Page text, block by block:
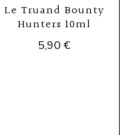
Le Truand Bounty
Hunters 10ml
5,90€